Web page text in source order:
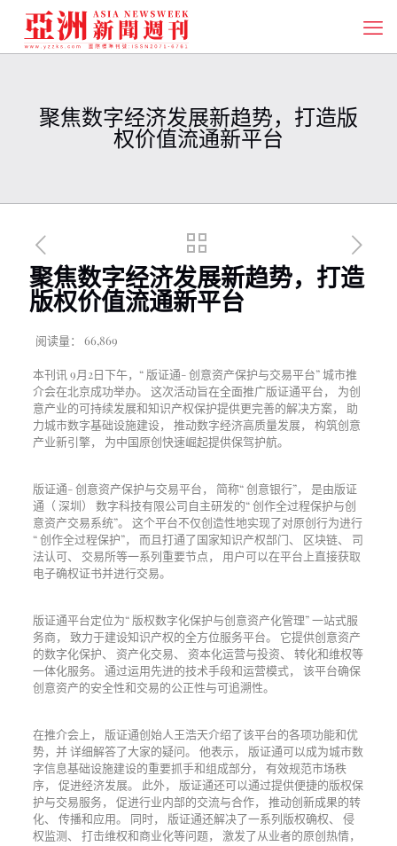
聚焦数字经济发展新趋势，打造版
权价值流通新平台
聚焦数字经济发展新趋势，打造
版权价值流通新平台
阅读量： 66,869
本刊讯 9月2日下午，“ 版证通- 创意资产保护与交易平台” 城市推
介会在北京成功举办。 这次活动旨在全面推广版证通平台， 为创
意产业的可持续发展和知识产权保护提供更完善的解决方案， 助
力城市数字基础设施建设， 推动数字经济高质量发展， 构筑创意
产业新引擎， 为中国原创快速崛起提供保驾护航。
版证通- 创意资产保护与交易平台， 简称“ 创意银行”， 是由版证
通（ 深圳） 数字科技有限公司自主研发的“ 创作全过程保护与创
意资产交易系统”。 这个平台不仅创造性地实现了对原创行为进行
“ 创作全过程保护”， 而且打通了国家知识产权部门、 区块链、 司
法认可、 交易所等一系列重要节点， 用户可以在平台上直接获取
电子确权证书并进行交易。
版证通平台定位为“ 版权数字化保护与创意资产化管理” 一站式服
务商， 致力于建设知识产权的全方位服务平台。 它提供创意资产
的数字化保护、 资产化交易、 资本化运营与投资、 转化和维权等
一体化服务。 通过运用先进的技术手段和运营模式， 该平台确保
创意资产的安全性和交易的公正性与可追溯性。
在推介会上， 版证通创始人王浩天介绍了该平台的各项功能和优
势，并 详细解答了大家的疑问。 他表示， 版证通可以成为城市数
字信息基础设施建设的重要抓手和组成部分， 有效规范市场秩
序， 促进经济发展。 此外， 版证通还可以通过提供便捷的版权保
护与交易服务， 促进行业内部的交流与合作， 推动创新成果的转
化、 传播和应用。 同时， 版证通还解决了一系列版权确权、 侵
权监测、 打击维权和商业化等问题， 激发了从业者的原创热情，